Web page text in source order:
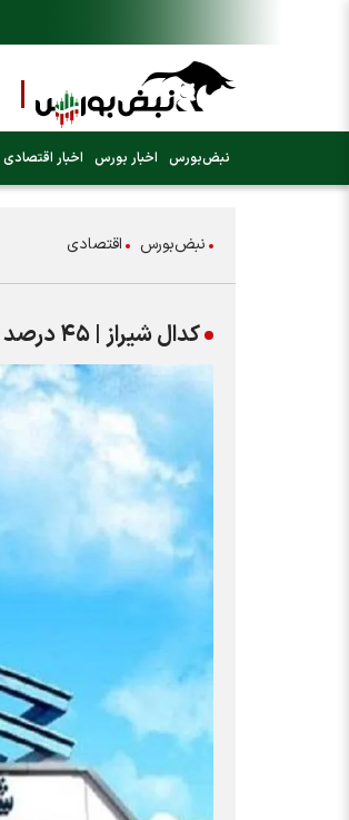
نبض‌بورس اخبار بورس اخبار اقتصادی
نبض‌بورس اقتصادی
کدال شیراز | ۴۵ درصد رشد نسبت به مدت قبل